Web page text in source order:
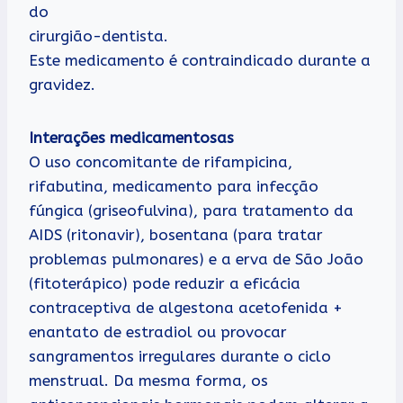
do
cirurgião-dentista.
Este medicamento é contraindicado durante a
gravidez.
Interações medicamentosas
O uso concomitante de rifampicina,
rifabutina, medicamento para infecção
fúngica (griseofulvina), para tratamento da
AIDS (ritonavir), bosentana (para tratar
problemas pulmonares) e a erva de São João
(fitoterápico) pode reduzir a eficácia
contraceptiva de algestona acetofenida +
enantato de estradiol ou provocar
sangramentos irregulares durante o ciclo
menstrual. Da mesma forma, os